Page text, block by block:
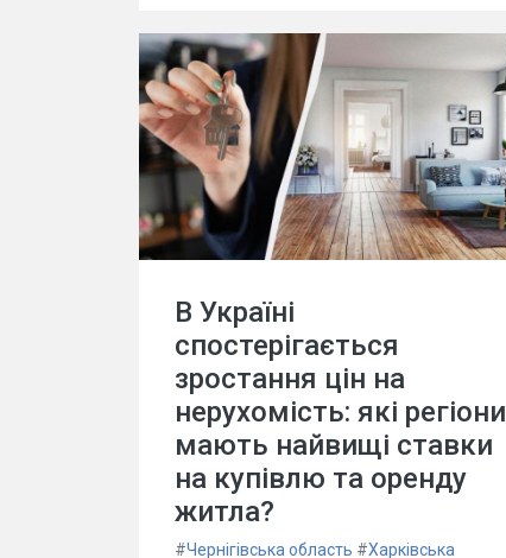
В Україні
спостерігається
зростання цін на
нерухомість: які регіони
мають найвищі ставки
на купівлю та оренду
житла?
#Чернігівська область #Харківська